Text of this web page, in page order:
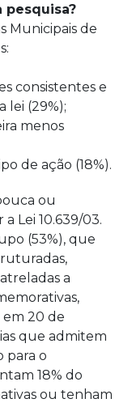
pesquisa?
Municipais de
consistentes e
lei (29%);
menos
de ação (18%).
ou
Lei 10.639/03.
(53%), que
a
em 20 de
que admitem
para o
18% do
ou tenham